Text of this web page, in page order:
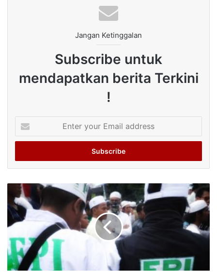
Jangan Ketinggalan
Subscribe untuk
mendapatkan berita Terkini
!
your
Email